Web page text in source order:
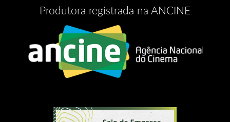
Produtora registrada na ANCINE